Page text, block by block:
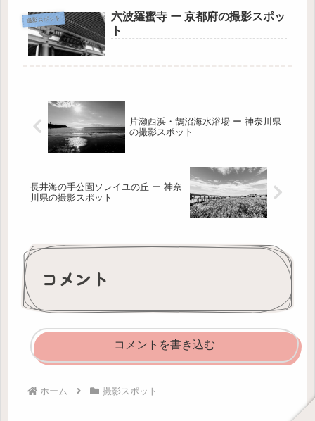
撮影スポット
六波羅蜜寺 ー 京都府の撮影スポッ
ト
片瀬西浜・鵠沼海水浴場 ー 神奈川県
の撮影スポット
長井海の手公園ソレイユの丘 ー 神奈
川県の撮影スポット
コメント
コメントを書き込む
ホーム 撮影スポット